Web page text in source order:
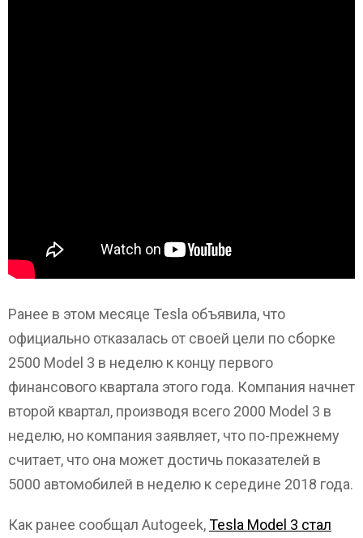
Ранее в этом месяце Tesla объявила, что
официально отказалась от своей цели по сборке
2500 Model 3 в неделю к концу первого
финансового квартала этого года. Компания начнет
второй квартал, производя всего 2000 Model 3 в
неделю, но компания заявляет, что по-прежнему
считает, что она может достичь показателей в
5000 автомобилей в неделю к середине 2018 года.
Как ранее сообщал Autogeek,Tesla Model 3 стал